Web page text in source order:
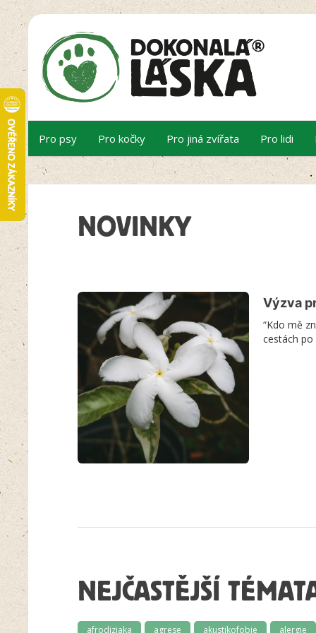
Pro psy Pro kočky Pro jiná zvířata Pro lidi
NOVINKY
Výzva
“Kdo mě
cestách po
NEJČASTĚJŠÍ
afrodiziaka agrese akustikofobie alergie